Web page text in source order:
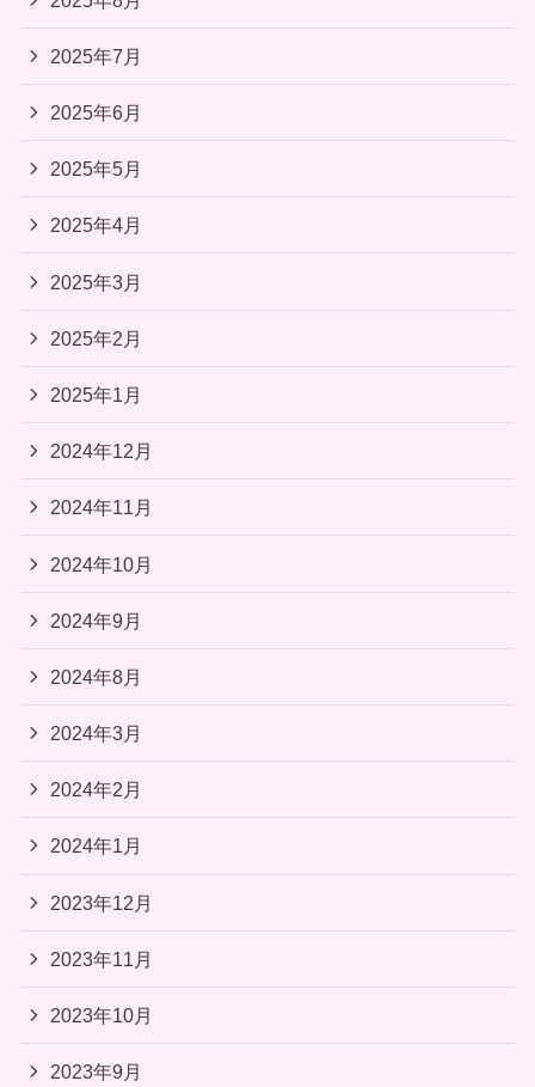
2025年7月
2025年6月
2025年5月
2025年4月
2025年3月
2025年2月
2025年1月
2024年12月
2024年11月
2024年10月
2024年9月
2024年8月
2024年3月
2024年2月
2024年1月
2023年12月
2023年11月
2023年10月
2023年9月